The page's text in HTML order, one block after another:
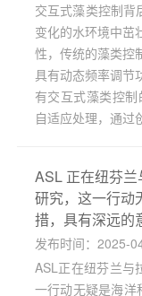
交互式藻类控制背
变化的水环境中茁
性，传统的藻类控
具有动态频率调节
有交互式藻类控
自适应处理，通过
ASL 正在纽芬
研究，这一行动
措，具有深远的
发布时间：2025-
ASL正在纽芬兰与
一行动无疑是海洋